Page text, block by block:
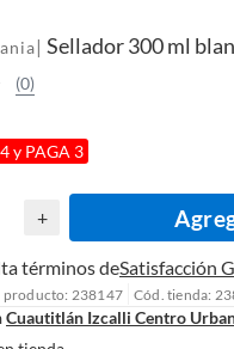
| Sellador 300 ml
(0)
y PAGA 3
+
términos deSatisfacción
producto: 238147 Cód. tienda:
Cuautitlán Izcalli Centro